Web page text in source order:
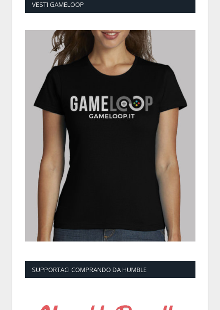
VESTI GAMELOOP
SUPPORTACI COMPRANDO DA HUMBLE